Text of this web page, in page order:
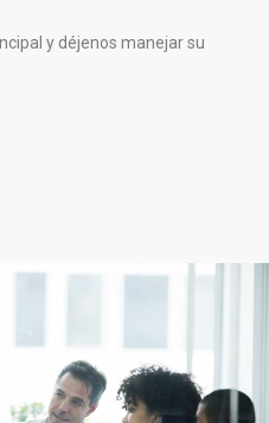
y déjenos manejar su